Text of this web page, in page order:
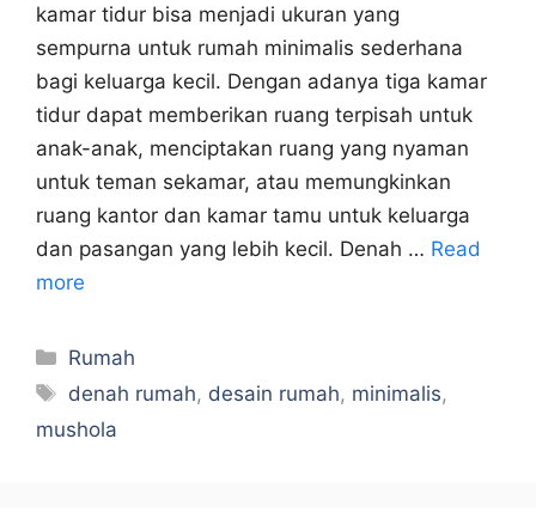
kamar tidur bisa menjadi ukuran yang
sempurna untuk rumah minimalis sederhana
bagi keluarga kecil. Dengan adanya tiga kamar
tidur dapat memberikan ruang terpisah untuk
anak-anak, menciptakan ruang yang nyaman
untuk teman sekamar, atau memungkinkan
ruang kantor dan kamar tamu untuk keluarga
dan pasangan yang lebih kecil. Denah … Read
more
Categories
Rumah
Tags
denah rumah, desain rumah, minimalis,
mushola